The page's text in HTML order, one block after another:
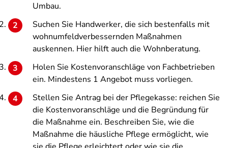
Umbau.
Suchen Sie Handwerker, die sich bestenfalls mit
wohnumfeldverbessernden Maßnahmen
auskennen. Hier hilft auch die Wohnberatung.
Holen Sie Kostenvoranschläge von Fachbetrieben
ein. Mindestens 1 Angebot muss vorliegen.
Stellen Sie Antrag bei der Pflegekasse: reichen Sie
die Kostenvoranschläge und die Begründung für
die Maßnahme ein. Beschreiben Sie, wie die
Maßnahme die häusliche Pflege ermöglicht, wie